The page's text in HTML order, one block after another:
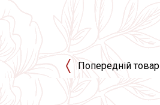
Попередній товар